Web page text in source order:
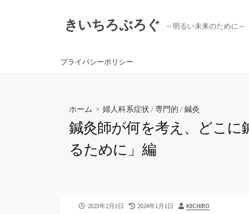
きいちろぶろぐ ～明るい未来のために～
プライバシーポリシー
ホーム > 婦人科系症状 /専門的 /鍼灸
鍼灸師が何を考え、どこ
るために」編
公
2023年2月3日
最
2024年1月1日
投
KIICHIRO